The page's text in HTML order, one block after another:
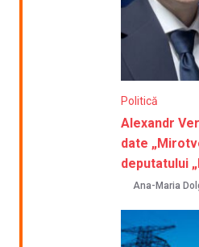
Politică
Alexandr
date
deputatului
Ana-Maria